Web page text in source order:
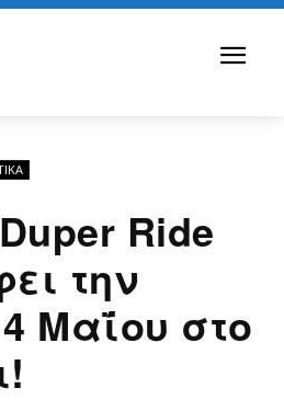
Ride
την
Μαΐου στο